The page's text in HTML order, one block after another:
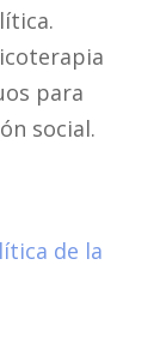
para
social.